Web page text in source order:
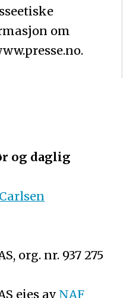
om
og daglig
org. nr. 937 275
eies av NAF